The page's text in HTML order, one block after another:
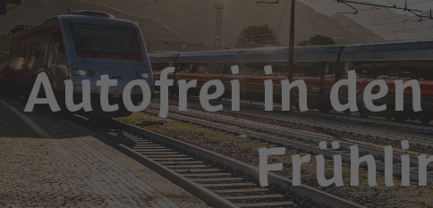
Autofrei in